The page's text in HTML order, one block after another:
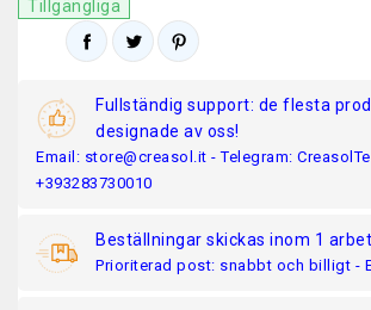
Tillgängliga
Fullständig support: de flesta
designade av oss!
Email: store@creasol.it - Telegram:
+393283730010
Beställningar skickas inom 1
Prioriterad post: snabbt och billigt -